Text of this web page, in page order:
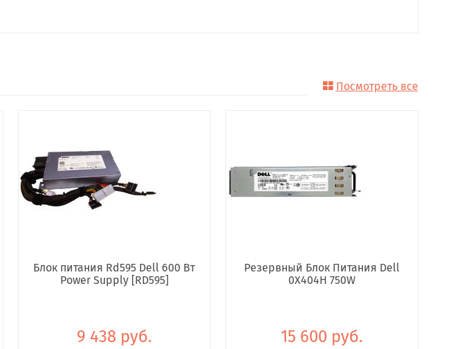
Посмотреть все
Блок питания Rd595 Dell 600 Вт
Power Supply [RD595]
9 438 руб.
Резервный Блок Питания Dell
0X404H 750W
15 600 руб.